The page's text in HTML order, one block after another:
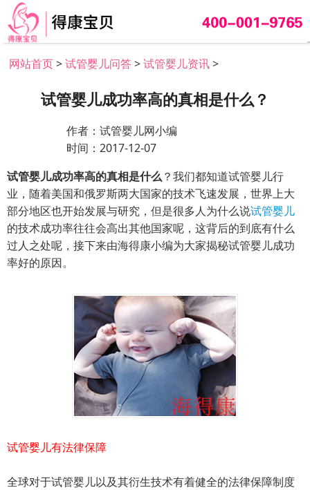
网站首页>试管婴儿问答>试管婴儿资讯>
试管婴儿成功率高的真相是什么？
作者：试管婴儿网小编
时间：2017-12-07
试管婴儿成功率高的真相是什么？我们都知道试管婴儿行
业，随着美国和俄罗斯两大国家的技术飞速发展，世界上大
部分地区也开始发展与研究，但是很多人为什么说试管婴儿
的技术成功率往往会高出其他国家呢，这背后的到底有什么
过人之处呢，接下来由海得康小编为大家揭秘试管婴儿成功
率好的原因。
试管婴儿有法律保障
全球对于试管婴儿以及其衍生技术有着健全的法律保障制度